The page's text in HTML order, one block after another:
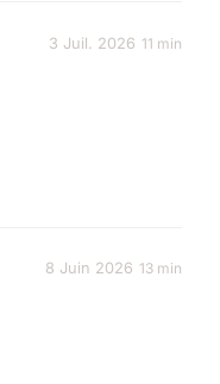
3 Juil. 2026 11 min
8 Juin 2026 13 min